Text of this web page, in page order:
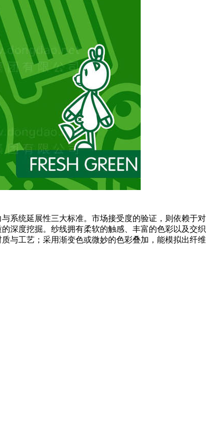
系统延展性三大标准。市场接受度的验证，则依赖于对
深度挖掘。纱线拥有柔软的触感、丰富的色彩以及交织
与工艺；采用渐变色或微妙的色彩叠加，能模拟出纤维